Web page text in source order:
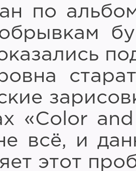
по
«Color
всё, и
этот